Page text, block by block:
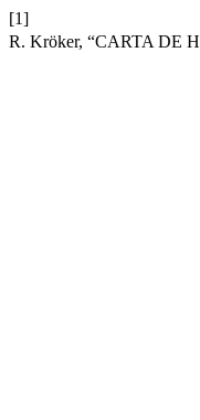
[1]
R. Kröker, “CARTA DE